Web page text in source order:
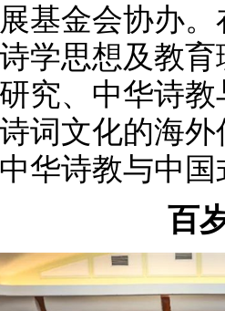
基金会协办
学思想及教
究、中华诗
词文化的海
华诗教与中
百